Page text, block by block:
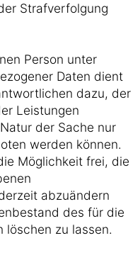
Strafverfolgung
Person unter
Daten dient
dazu, der
Leistungen
der Sache nur
werden können.
Möglichkeit frei, die
abzuändern
des für die
löschen zu lassen.